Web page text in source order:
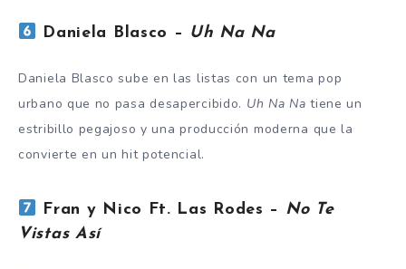
Daniela Blasco – Uh Na Na
Daniela Blasco sube en las listas con un tema pop
urbano que no pasa desapercibido. Uh Na Na tiene un
estribillo pegajoso y una producción moderna que la
convierte en un hit potencial.
Fran y Nico Ft. Las Rodes – No Te
Vistas Así